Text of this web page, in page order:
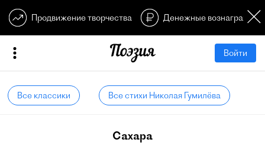
Продвижение творчества Денежные
Войти
Все классики Все стихи Николая Гумилёва
Сахара